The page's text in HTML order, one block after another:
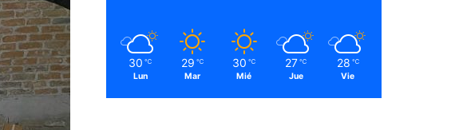
30 ℃
Lun
29 ℃
Mar
30 ℃
Mié
27 ℃
Jue
28 ℃
Vie